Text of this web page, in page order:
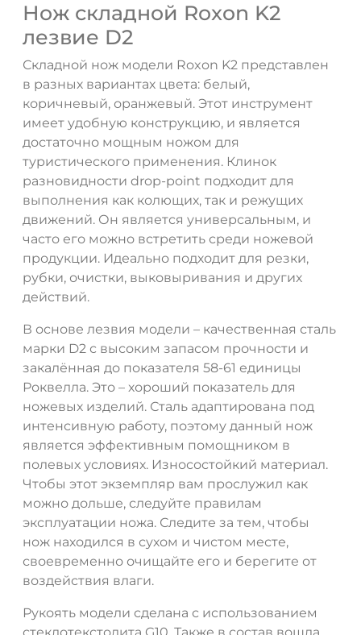
Нож складной Roxon K2
лезвие D2
Складной нож модели Roxon K2 представлен
в разных вариантах цвета: белый,
коричневый, оранжевый. Этот инструмент
имеет удобную конструкцию, и является
достаточно мощным ножом для
туристического применения. Клинок
разновидности drop-point подходит для
выполнения как колющих, так и режущих
движений. Он является универсальным, и
часто его можно встретить среди ножевой
продукции. Идеально подходит для резки,
рубки, очистки, выковыривания и других
действий.
В основе лезвия модели – качественная сталь
марки D2 с высоким запасом прочности и
закалённая до показателя 58-61 единицы
Роквелла. Это – хороший показатель для
ножевых изделий. Сталь адаптирована под
интенсивную работу, поэтому данный нож
является эффективным помощником в
полевых условиях. Износостойкий материал.
Чтобы этот экземпляр вам прослужил как
можно дольше, следуйте правилам
эксплуатации ножа. Следите за тем, чтобы
нож находился в сухом и чистом месте,
своевременно очищайте его и берегите от
воздействия влаги.
Рукоять модели сделана с использованием